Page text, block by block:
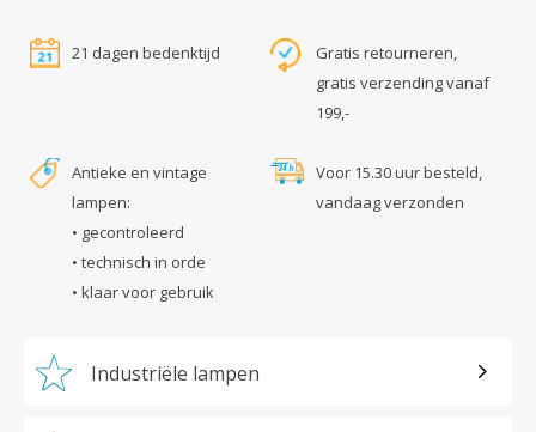
21 dagen bedenktijd
Gratis retourneren,
gratis verzending vanaf
199,-
Antieke en vintage
lampen:
• gecontroleerd
• technisch in orde
• klaar voor gebruik
Voor 15.30 uur besteld,
vandaag verzonden
Industriële lampen